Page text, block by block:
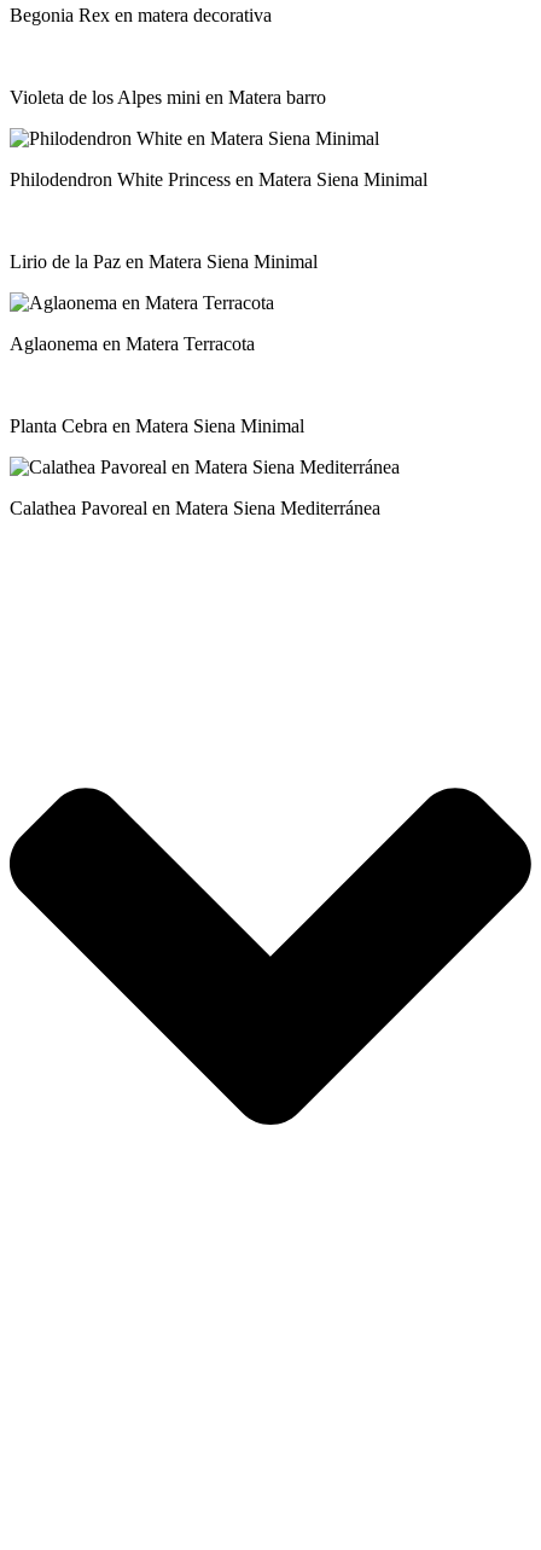
Begonia Rex en matera decorativa
Violeta de los Alpes mini en Matera barro
Philodendron White Princess en Matera Siena Minimal
Lirio de la Paz en Matera Siena Minimal
Aglaonema en Matera Terracota
Planta Cebra en Matera Siena Minimal
Calathea Pavoreal en Matera Siena Mediterránea